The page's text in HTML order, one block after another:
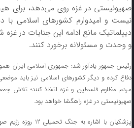
صهیونیستی در غزه روی می‌دهد، برای
نیست و امیدوارم کشور‌های اسلامی با
دیپلماتیک مانع ادامه این جنایات در غزه
و وحدت و مسئولانه برخورد کنند.
رئیس جمهور یادآور شد: جمهوری اسلامی ایران
دفاع کرده و دیگر کشور‌های اسلامی نیز باید
مردم مظلوم فلسطین و غزه اتخاذ کنند؛ تلاش جمعی
صهیونیستی در غزه راهگشا خواهد بود.
پزشکیان با اشاره به